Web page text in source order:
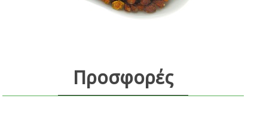
Προσφορές